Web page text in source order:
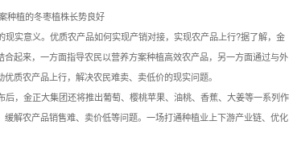
种植的冬枣植株长势良好
实意义。优质农产品如何实现产销对接，实现农产品上行?据了解，金
起来，一方面指导农民以营养方案种植高效农产品，另一方面通过与外
质农产品上行，解决农民难卖、卖低价的现实问题。
，金正大集团还将推出葡萄、樱桃苹果、油桃、香蕉、大姜等一系列作
解农产品销售难、卖价低等问题。一场打通种植业上下游产业链、优化